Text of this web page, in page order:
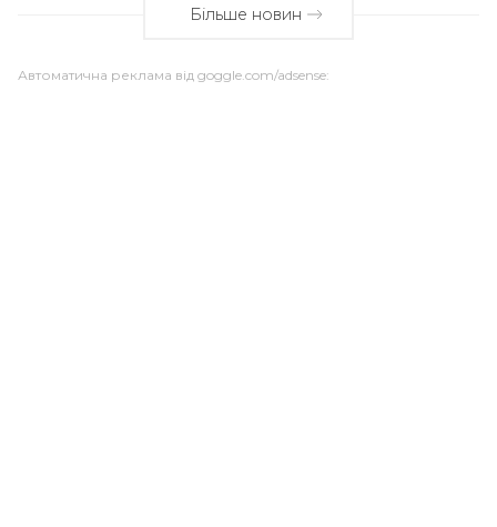
Більше новин
Автоматична реклама від goggle.com/adsense: